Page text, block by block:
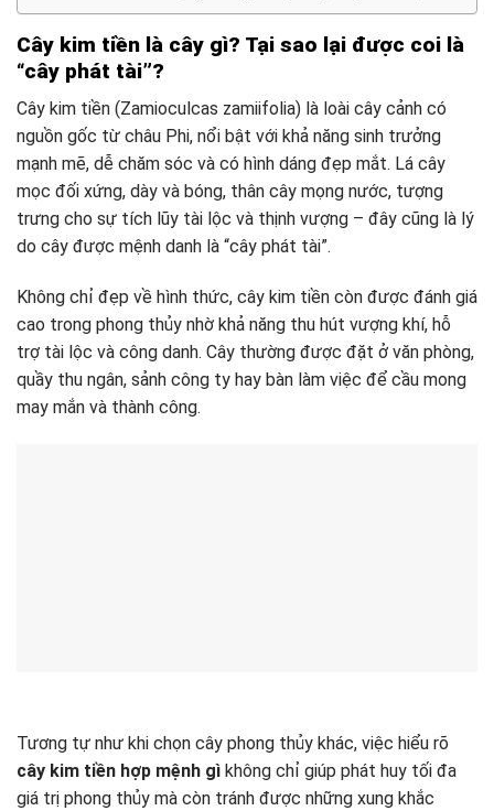
Cây kim tiền là cây gì? Tại sao lại được coi là
“cây phát tài”?
Cây kim tiền (Zamioculcas zamiifolia) là loài cây cảnh có
nguồn gốc từ châu Phi, nổi bật với khả năng sinh trưởng
mạnh mẽ, dễ chăm sóc và có hình dáng đẹp mắt. Lá cây
mọc đối xứng, dày và bóng, thân cây mọng nước, tượng
trưng cho sự tích lũy tài lộc và thịnh vượng – đây cũng là lý
do cây được mệnh danh là “cây phát tài”.
Không chỉ đẹp về hình thức, cây kim tiền còn được đánh giá
cao trong phong thủy nhờ khả năng thu hút vượng khí, hỗ
trợ tài lộc và công danh. Cây thường được đặt ở văn phòng,
quầy thu ngân, sảnh công ty hay bàn làm việc để cầu mong
may mắn và thành công.
Tương tự như khi chọn cây phong thủy khác, việc hiểu rõ
cây kim tiền hợp mệnh gì không chỉ giúp phát huy tối đa
giá trị phong thủy mà còn tránh được những xung khắc